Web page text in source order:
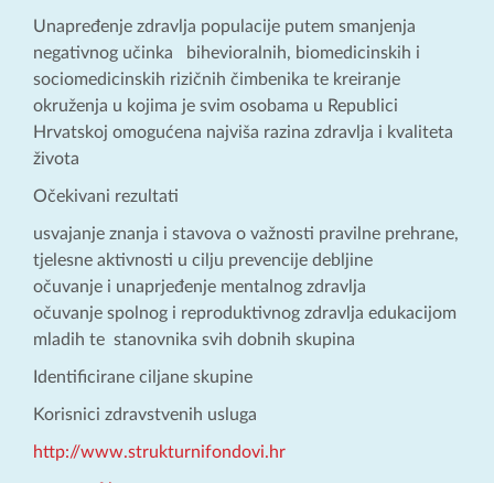
Unapređenje zdravlja populacije putem smanjenja
negativnog učinka bihevioralnih, biomedicinskih i
sociomedicinskih rizičnih čimbenika te kreiranje
okruženja u kojima je svim osobama u Republici
Hrvatskoj omogućena najviša razina zdravlja i kvaliteta
života
Očekivani rezultati
usvajanje znanja i stavova o važnosti pravilne prehrane,
tjelesne aktivnosti u cilju prevencije debljine
očuvanje i unaprjeđenje mentalnog zdravlja
očuvanje spolnog i reproduktivnog zdravlja edukacijom
mladih te stanovnika svih dobnih skupina
Identificirane ciljane skupine
Korisnici zdravstvenih usluga
http://www.strukturnifondovi.hr